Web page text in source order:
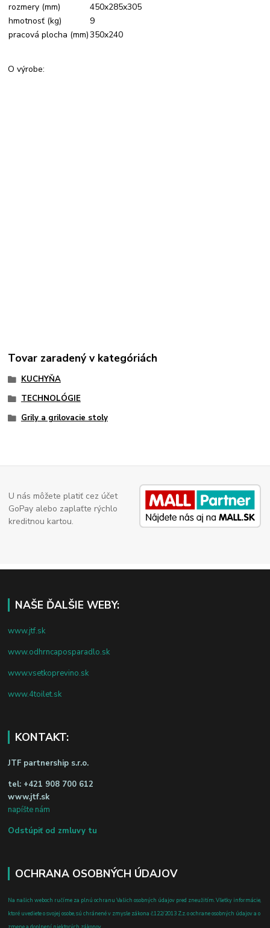
rozmery (mm)
450x285x305
hmotnosť (kg)
9
pracová plocha (mm)350x240
O výrobe:
Tovar zaradený v kategóriách
KUCHYŇA
TECHNOLÓGIE
Grily a grilovacie stoly
U nás môžete platiť cez účet
GoPay alebo zaplaťte rýchlo
kreditnou kartou.
NAŠE ĎALŠIE WEBY:
www.jtf.sk
www.odhrncaposparadlo.sk
www.vsetkoprevino.sk
www.4toilet.sk
KONTAKT:
JTF partnership s.r.o.
tel: +421 908 700 612
www.jtf.sk
napíšte nám
Odstúpiť od zmluvy tu
OCHRANA OSOBNÝCH ÚDAJOV
Na našich weboch ručíme za plnú ochranu Vašich osobných údajov pred zneužitím. Všetky informácie,
ktoré uvediete o svojej osobe, sú chránené v zmysle zákona č.122/2013 Z.z. o ochrane osobných údajov a o